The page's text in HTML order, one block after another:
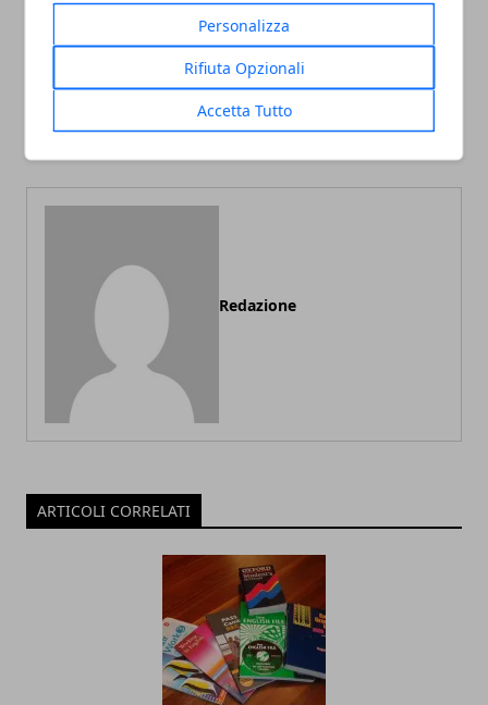
Personalizza
Rifiuta Opzionali
Accetta Tutto
Estate 2023: i trend fashion
da tenere d’occhio
Tutto ciò che c’è da sapere
sulle case prefabbricate
Redazione
ARTICOLI CORRELATI